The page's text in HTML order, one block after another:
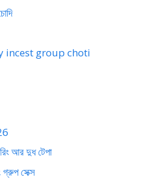
incest group choti
আর দুধ টেপা
সেক্স